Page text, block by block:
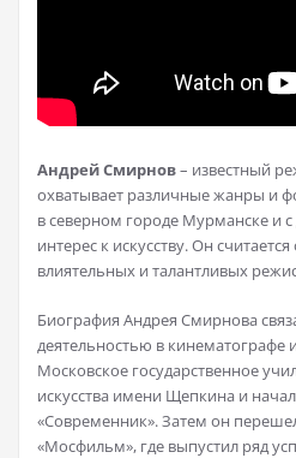
Андрей Смирнов– известный
охватывает различные жанры и
в северном городе Мурманске и
интерес к искусству. Он
влиятельных и талантливых
Биография Андрея Смирнова
деятельностью в кинематографе
Московское государственное
искусства имени Щепкина и
«Современник». Затем он
«Мосфильм», где выпустил ряд